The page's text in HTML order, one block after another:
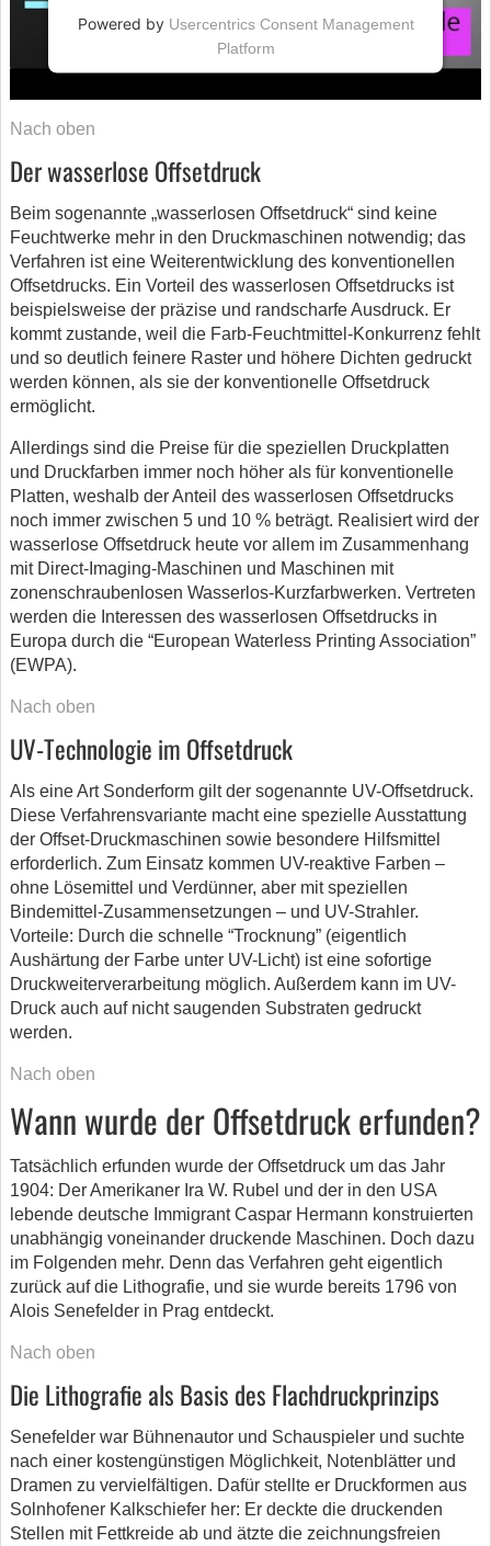
Powered by Usercentrics Consent Management
Platform
Nach oben
Der wasserlose Offsetdruck
Beim sogenannte „wasserlosen Offsetdruck“ sind keine
Feuchtwerke mehr in den Druckmaschinen notwendig; das
Verfahren ist eine Weiterentwicklung des konventionellen
Offsetdrucks. Ein Vorteil des wasserlosen Offsetdrucks ist
beispielsweise der präzise und randscharfe Ausdruck. Er
kommt zustande, weil die Farb-Feuchtmittel-Konkurrenz fehlt
und so deutlich feinere Raster und höhere Dichten gedruckt
werden können, als sie der konventionelle Offsetdruck
ermöglicht.
Allerdings sind die Preise für die speziellen Druckplatten
und Druckfarben immer noch höher als für konventionelle
Platten, weshalb der Anteil des wasserlosen Offsetdrucks
noch immer zwischen 5 und 10 % beträgt. Realisiert wird der
wasserlose Offsetdruck heute vor allem im Zusammenhang
mit Direct-Imaging-Maschinen und Maschinen mit
zonenschraubenlosen Wasserlos-Kurzfarbwerken. Vertreten
werden die Interessen des wasserlosen Offsetdrucks in
Europa durch die “European Waterless Printing Association”
(EWPA).
Nach oben
UV-Technologie im Offsetdruck
Als eine Art Sonderform gilt der sogenannte UV-Offsetdruck.
Diese Verfahrensvariante macht eine spezielle Ausstattung
der Offset-Druckmaschinen sowie besondere Hilfsmittel
erforderlich. Zum Einsatz kommen UV-reaktive Farben –
ohne Lösemittel und Verdünner, aber mit speziellen
Bindemittel-Zusammensetzungen – und UV-Strahler.
Vorteile: Durch die schnelle “Trocknung” (eigentlich
Aushärtung der Farbe unter UV-Licht) ist eine sofortige
Druckweiterverarbeitung möglich. Außerdem kann im UV-
Druck auch auf nicht saugenden Substraten gedruckt
werden.
Nach oben
Wann wurde der Offsetdruck erfunden?
Tatsächlich erfunden wurde der Offsetdruck um das Jahr
1904: Der Amerikaner Ira W. Rubel und der in den USA
lebende deutsche Immigrant Caspar Hermann konstruierten
unabhängig voneinander druckende Maschinen. Doch dazu
im Folgenden mehr. Denn das Verfahren geht eigentlich
zurück auf die Lithografie, und sie wurde bereits 1796 von
Alois Senefelder in Prag entdeckt.
Nach oben
Die Lithografie als Basis des Flachdruckprinzips
Senefelder war Bühnenautor und Schauspieler und suchte
nach einer kostengünstigen Möglichkeit, Notenblätter und
Dramen zu vervielfältigen. Dafür stellte er Druckformen aus
Solnhofener Kalkschiefer her: Er deckte die druckenden
Stellen mit Fettkreide ab und ätzte die zeichnungsfreien